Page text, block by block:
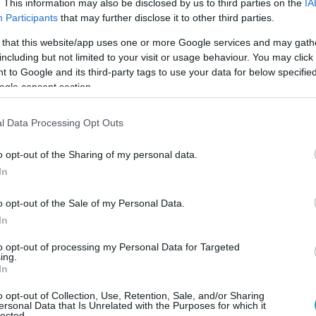
This information may also be disclosed by us to third parties on the
Participants that may further disclose it to other third parties.
that this website/app uses one or more Google services and may
but not limited to your visit or usage behaviour. You may
to Google and its third-party tags to use your data for below
consent section.
Data Processing Opt Outs
opt-out of the Sharing of my personal data.
opt-out of the Sale of my Personal Data.
opt-out of processing my Personal Data for Targeted
opt-out of Collection, Use, Retention, Sale, and/or Sharing
Data that Is Unrelated with the Purposes for which it
7 hatás a testedre +
minden napra
egészségügyi hatásait és próbáld ki a
a babakorunkra – csak nem tudunk
az első évekről? Egy Science-kutatás szerint a baba
képes emlékeket kódolni.